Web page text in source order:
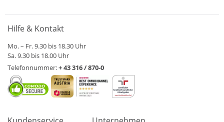
Hilfe & Kontakt
Mo. – Fr. 9.30 bis 18.30 Uhr
Sa. 9.30 bis 18.00 Uhr
Telefonnummer:+ 43 316 / 870-0